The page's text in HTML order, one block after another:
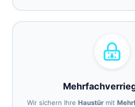
Wir sichern Ihre Haustür mit